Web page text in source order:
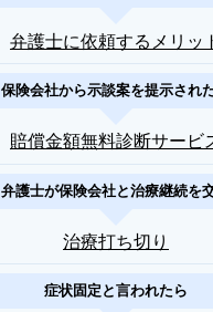
弁護士に依頼するメリッ
保険会社から示談案を提示され
賠償金額無料診断サービ
弁護士が保険会社と治療継続を
治療打ち切り
症状固定と言われたら